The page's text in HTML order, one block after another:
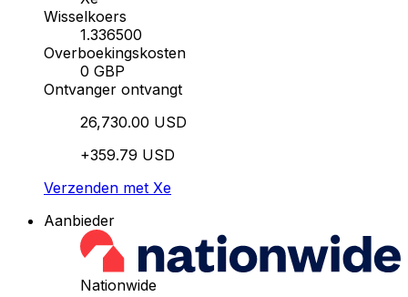
Wisselkoers
1.336500
Overboekingskosten
0 GBP
Ontvanger ontvangt
26,730.00 USD
+359.79 USD
Verzenden met Xe
Aanbieder
Nationwide